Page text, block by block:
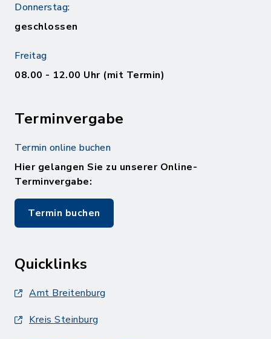
Donnerstag:
geschlossen
Freitag
08.00 - 12.00 Uhr (mit Termin)
Terminvergabe
Termin online buchen
Hier gelangen Sie zu unserer Online-
Terminvergabe:
Termin buchen
Quicklinks
Amt Breitenburg
Kreis Steinburg